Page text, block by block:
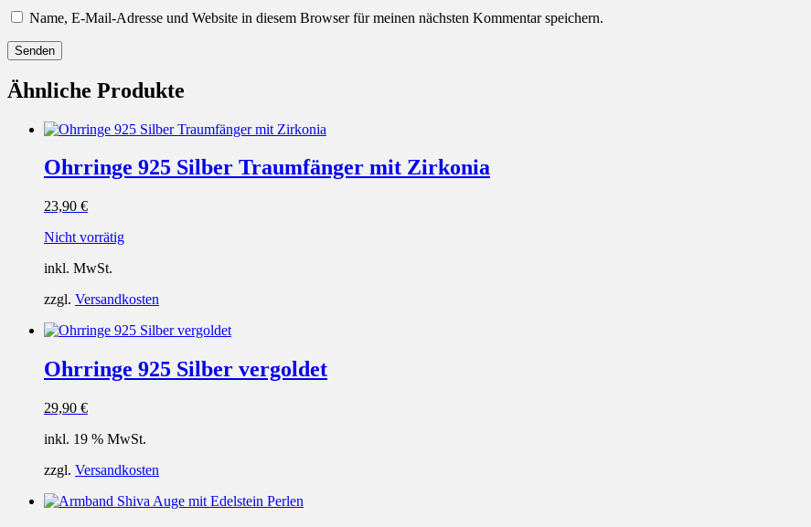
Name, E-Mail-Adresse und Website in diesem Browser für meinen nächsten Kommentar speichern.
Ähnliche Produkte
Ohrringe 925 Silber Traumfänger mit Zirkonia
23,90 €
Nicht vorrätig
inkl. MwSt.
zzgl. Versandkosten
Ohrringe 925 Silber vergoldet
29,90 €
inkl. 19 % MwSt.
zzgl. Versandkosten